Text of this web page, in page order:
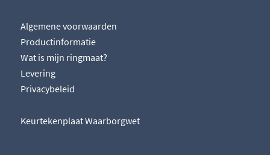
Algemene voorwaarden
Productinformatie
Wat is mijn ringmaat?
Levering
Privacybeleid
Keurtekenplaat Waarborgwet